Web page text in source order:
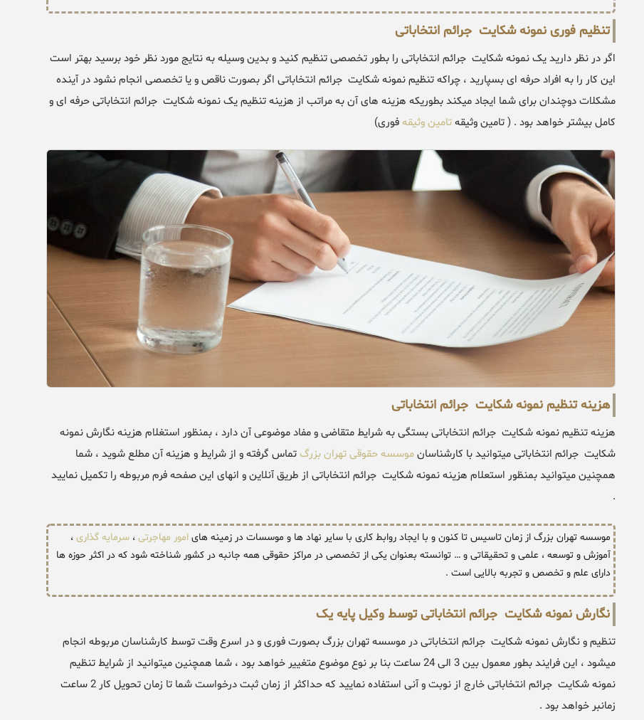
تنظیم فوری نمونه شکایت جرائم انتخاباتی
اگر در نظر دارید یک نمونه شکایت جرائم انتخاباتی را بطور تخصصی تنظیم کنید و بدین وسیله به نتایج مورد نظر خود برسید بهتر است
این کار را به افراد حرفه ای بسپارید ، چراکه تنظیم نمونه شکایت جرائم انتخاباتی اگر بصورت ناقص و یا تخصصی انجام نشود در آینده
مشکلات دوچندان برای شما ایجاد میکند بطوریکه هزینه های آن به مراتب از هزینه تنظیم یک نمونه شکایت جرائم انتخاباتی حرفه ای و
کامل بیشتر خواهد بود . ( تامین وثیقهتامین وثیقهفوری)
هزینه تنظیم نمونه شکایت جرائم انتخاباتی
هزینه تنظیم نمونه شکایت جرائم انتخاباتی بستگی به شرایط متقاضی و مفاد موضوعی آن دارد ، بمنظور استغلام هزینه نگارش نمونه
شکایت جرائم انتخاباتی میتوانید با کارشناسانموسسه حقوقی تهران بزرگتماس گرفته و از شرایط و هزینه آن مطلع شوید ، شما
همچنین میتوانید بمنظور استعلام هزینه نمونه شکایت جرائم انتخاباتی از طریق آنلاین و انهای این صفحه فرم مربوطه را تکمیل نمایید
.
موسسه تهران بزرگ از زمان تاسیس تا کنون و با ایجاد روابط کاری با سایر نهاد ها و موسسات در زمینه های امور مهاجرتی ، سرمایه گذاری ،
آموزش و توسعه ، علمی و تحقیقاتی و … توانسته بعنوان یکی از تخصصی در مراکز حقوقی همه جانبه در کشور شناخته شود که در اکثر حوزه ها
دارای علم و تخصص و تجربه بالایی است .
نگارش نمونه شکایت جرائم انتخاباتی توسط وکیل پایه یک
تنظیم و نگارش نمونه شکایت جرائم انتخاباتی در موسسه تهران بزرگ بصورت فوری و در اسرع وقت توسط کارشناسان مربوطه انجام
میشود ، این فرایند بطور معمول بین 3 الی 24 ساعت بنا بر نوع موضوع متغییر خواهد بود ، شما همچنین میتوانید از شرایط تنظیم
نمونه شکایت جرائم انتخاباتی خارج از نوبت و آنی استفاده نمایید که حداکثر از زمان ثبت درخواست شما تا زمان تحویل کار 2 ساعت
زمانبر خواهد بود .